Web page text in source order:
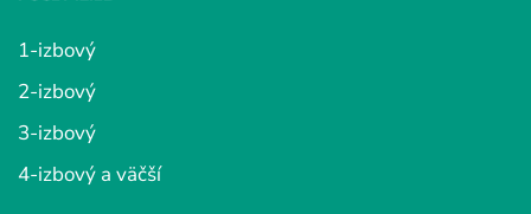
1-izbový
2-izbový
3-izbový
4-izbový a väčší